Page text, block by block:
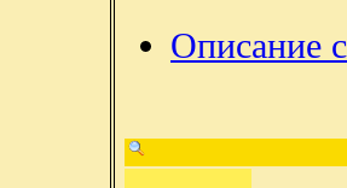
Описание